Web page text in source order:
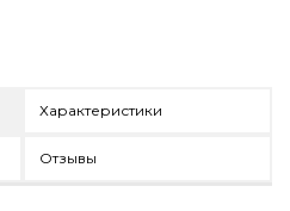
Характеристики
Отзывы